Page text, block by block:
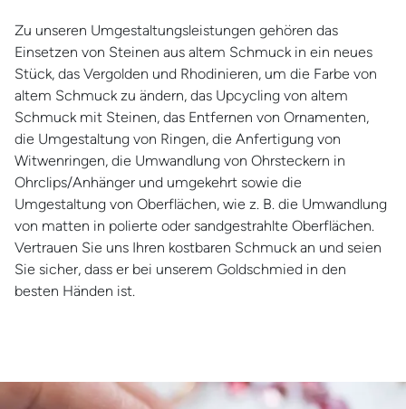
Zu unseren Umgestaltungsleistungen gehören das
Einsetzen von Steinen aus altem Schmuck in ein neues
Stück, das Vergolden und Rhodinieren, um die Farbe von
altem Schmuck zu ändern, das Upcycling von altem
Schmuck mit Steinen, das Entfernen von Ornamenten,
die Umgestaltung von Ringen, die Anfertigung von
Witwenringen, die Umwandlung von Ohrsteckern in
Ohrclips/Anhänger und umgekehrt sowie die
Umgestaltung von Oberflächen, wie z. B. die Umwandlung
von matten in polierte oder sandgestrahlte Oberflächen.
Vertrauen Sie uns Ihren kostbaren Schmuck an und seien
Sie sicher, dass er bei unserem Goldschmied in den
besten Händen ist.